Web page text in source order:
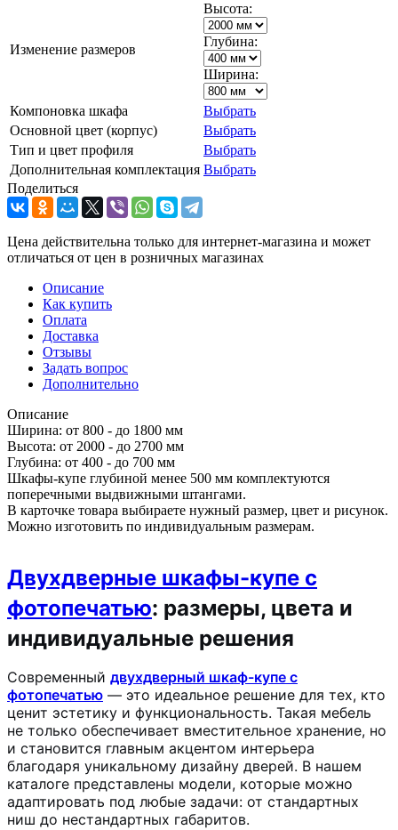
Изменение размеров
Высота:
Глубина:
Ширина:
Компоновка шкафа
Выбрать
Основной цвет (корпус)
Выбрать
Тип и цвет профиля
Выбрать
Дополнительная комплектация Выбрать
Поделиться
Цена действительна только для интернет-магазина и может
отличаться от цен в розничных магазинах
Описание
Как купить
Оплата
Доставка
Отзывы
Задать вопрос
Дополнительно
Описание
Ширина: от 800 - до 1800 мм
Высота: от 2000 - до 2700 мм
Глубина: от 400 - до 700 мм
Шкафы-купе глубиной менее 500 мм комплектуются
поперечными выдвижными штангами.
В карточке товара выбираете нужный размер, цвет и рисунок.
Можно изготовить по индивидуальным размерам.
Двухдверные шкафы-купе с
фотопечатью: размеры, цвета и
индивидуальные решения
Современный двухдверный шкаф-купе с
фотопечатью — это идеальное решение для тех, кто
ценит эстетику и функциональность. Такая мебель
не только обеспечивает вместительное хранение, но
и становится главным акцентом интерьера
благодаря уникальному дизайну дверей. В нашем
каталоге представлены модели, которые можно
адаптировать под любые задачи: от стандартных
ниш до нестандартных габаритов.